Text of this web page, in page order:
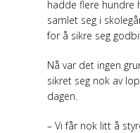
hadde flere hundre
samlet seg i
for å sikre seg
Nå var det ingen
sikret seg nok av
dagen.
– Vi får nok litt å